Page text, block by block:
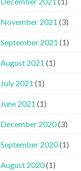
November 2021 (3)
September 2021 (1)
August 2021 (1)
July 2021 (1)
June 2021 (1)
December 2020(3)
September 2020(1)
August 2020(1)